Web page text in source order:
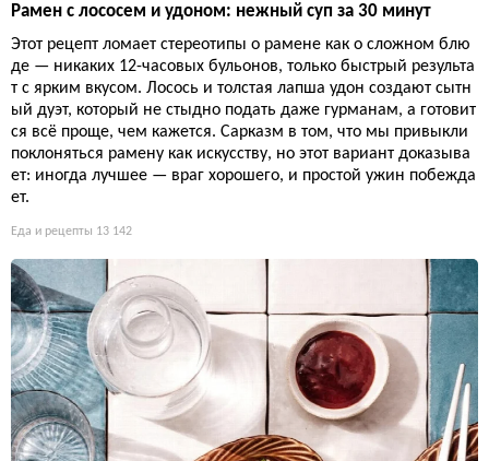
Рамен с лососем и удоном: нежный суп за 30 минут
Этот рецепт ломает стереотипы о рамене как о сложном блю
де — никаких 12-часовых бульонов, только быстрый результа
т с ярким вкусом. Лосось и толстая лапша удон создают сытн
ый дуэт, который не стыдно подать даже гурманам, а готовит
ся всё проще, чем кажется. Сарказм в том, что мы привыкли
поклоняться рамену как искусству, но этот вариант доказыва
ет: иногда лучшее — враг хорошего, и простой ужин побежда
ет.
Еда и рецепты 13 142